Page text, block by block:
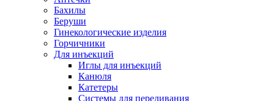
Бахилы
Беруши
Гинекологические изделия
Горчичники
Для инъекций
Иглы для инъекций
Канюля
Катетеры
Системы для переливания